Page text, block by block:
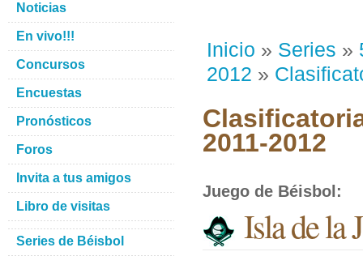
Inicio » Series »
2012 »
2011-2012
Juego de Béisbol :
Isla de la
Noticias
En vivo!!!
Concursos
Encuestas
Pronósticos
Foros
Invita a tus amigos
Libro de visitas
Series de Béisbol